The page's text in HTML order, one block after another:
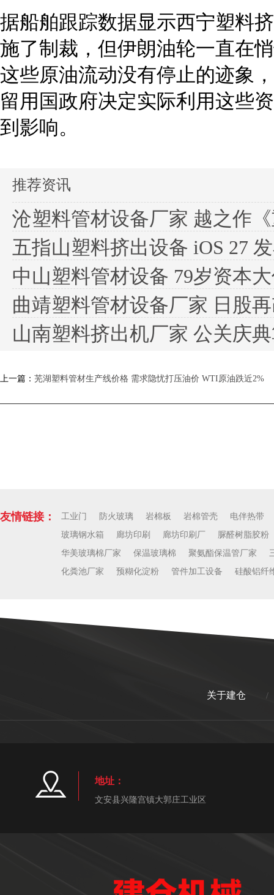
据船舶跟踪数据显示西宁塑料
施了制裁，但伊朗油轮一直在
这些原油流动没有停止的迹象
留用国政府决定实际利用这些
到影响。
推荐资讯
沧塑料管材设备厂家 越之作《重生
五指山塑料挤出设备 iOS 27
中山塑料管材设备 79岁资本
曲靖塑料管材设备厂家 日股再改
山南塑料挤出机厂家 公关庆典算
上一篇： 芜湖塑料管材生产线价格 需求隐忧打压油价 WTI原油跌近2%
友情链接： 工业门 防火玻璃 岩棉板 岩棉管壳
电伴热带
玻璃钢水箱
廊坊印刷 廊坊印刷厂
脲醛树脂胶粉
华美玻璃棉厂家
保温玻璃棉 聚氨酯保温管厂家
化粪池厂家
预糊化淀粉 管件加工设备 硅酸铝纤
关于建仓 /
地址：
文安县兴隆宫镇大郭庄工业区